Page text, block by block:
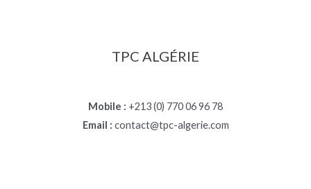
TPC ALGÉRIE
Mobile : +213 (0) 770 06 96 78
Email : contact@tpc-algerie.com